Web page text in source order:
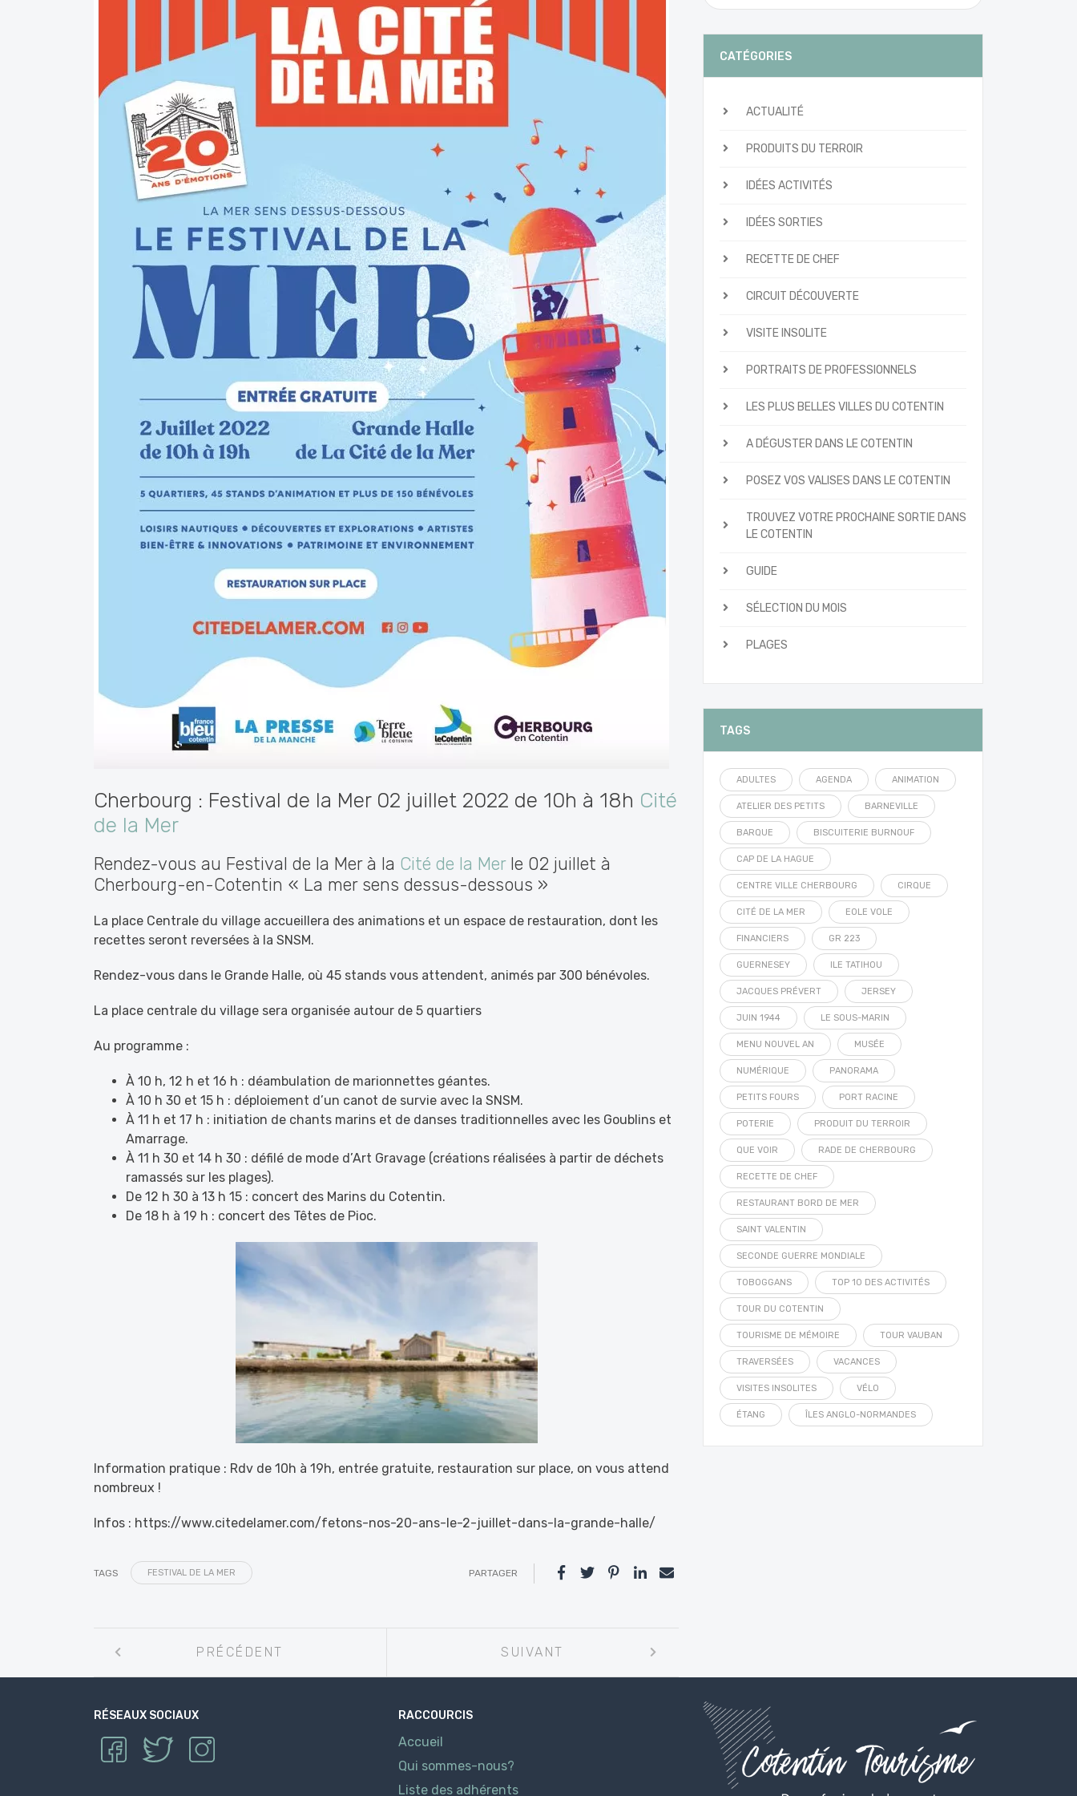
Cherbourg : Festival de la Mer 02 juillet 2022 de 10h à 18h Cité
de la Mer
Rendez-vous au Festival de la Mer à la Cité de la Merle 02 juillet à
Cherbourg-en-Cotentin « La mer sens dessus-dessous »
La place Centrale du village accueillera des animations et un espace de restauration, dont les
recettes seront reversées à la SNSM.
Rendez-vous dans le Grande Halle, où 45 stands vous attendent, animés par 300 bénévoles.
La place centrale du village sera organisée autour de 5 quartiers
Au programme :
À 10 h, 12 h et 16 h : déambulation de marionnettes géantes.
À 10 h 30 et 15 h : déploiement d’un canot de survie avec la SNSM.
À 11 h et 17 h : initiation de chants marins et de danses traditionnelles avec les Goublins et
Amarrage.
À 11 h 30 et 14 h 30 : défilé de mode d’Art Gravage (créations réalisées à partir de déchets
ramassés sur les plages).
De 12 h 30 à 13 h 15 : concert des Marins du Cotentin.
De 18 h à 19 h : concert des Têtes de Pioc.
Information pratique : Rdv de 10h à 19h, entrée gratuite, restauration sur place, on vous attend
nombreux !
Infos : https://www.citedelamer.com/fetons-nos-20-ans-le-2-juillet-dans-la-grande-halle/
TAGS FESTIVAL DE LA MER PARTAGER
entre
articles
PRÉCÉDENT SUIVANT
CATÉGORIES
ACTUALITÉ
PRODUITS DU TERROIR
IDÉES ACTIVITÉS
IDÉES SORTIES
RECETTE DE CHEF
CIRCUIT DÉCOUVERTE
VISITE INSOLITE
PORTRAITS DE PROFESSIONNELS
LES PLUS BELLES VILLES DU COTENTIN
A DÉGUSTER DANS LE COTENTIN
POSEZ VOS VALISES DANS LE COTENTIN
TROUVEZ VOTRE PROCHAINE SORTIE DANS
LE COTENTIN
GUIDE
SÉLECTION DU MOIS
PLAGES
TAGS
ADULTES AGENDA ANIMATION
ATELIER DES PETITS BARNEVILLE
BARQUE BISCUITERIE BURNOUF
CAP DE LA HAGUE
CENTRE VILLE CHERBOURG CIRQUE
CITÉ DE LA MER EOLE VOLE
FINANCIERS GR 223
GUERNESEY ILE TATIHOU
JACQUES PRÉVERT JERSEY
JUIN 1944 LE SOUS-MARIN
MENU NOUVEL AN MUSÉE
NUMÉRIQUE PANORAMA
PETITS FOURS PORT RACINE
POTERIE PRODUIT DU TERROIR
QUE VOIR RADE DE CHERBOURG
RECETTE DE CHEF
RESTAURANT BORD DE MER
SAINT VALENTIN
SECONDE GUERRE MONDIALE
TOBOGGANS TOP 10 DES ACTIVITÉS
TOUR DU COTENTIN
TOURISME DE MÉMOIRE TOUR VAUBAN
TRAVERSÉES VACANCES
VISITES INSOLITES VÉLO
ÉTANG ÎLES ANGLO-NORMANDES
RÉSEAUX SOCIAUX RACCOURCIS
Accueil
Qui sommes-nous?
Liste des adhérents